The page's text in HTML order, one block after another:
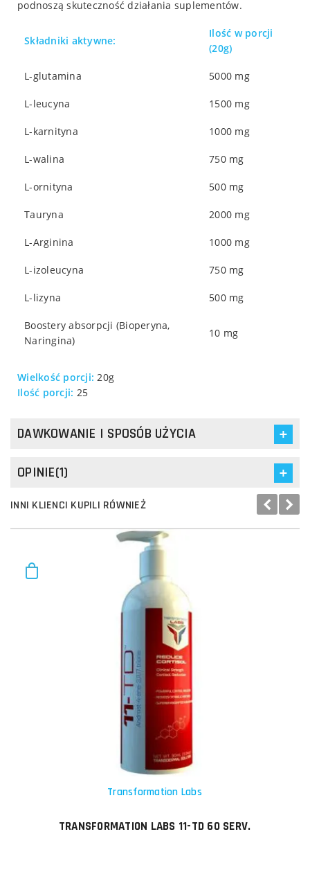
podnoszą skuteczność działania suplementów.
Składniki aktywne:
Ilość w porcji
(20g)
L-glutamina 5000 mg
L-leucyna 1500 mg
L-karnityna 1000 mg
L-walina 750 mg
L-ornityna 500 mg
Tauryna 2000 mg
L-Arginina 1000 mg
L-izoleucyna 750 mg
L-lizyna 500 mg
Boostery absorpcji (Bioperyna,
Naringina)
10 mg
Wielkość porcji: 20g
Ilość porcji: 25
DAWKOWANIE I SPOSÓB UŻYCIA
OPINIE(1)
INNI KLIENCI KUPILI RÓWNIEŻ
Transformation Labs
TRANSFORMATION LABS 11-TD 60 SERV.